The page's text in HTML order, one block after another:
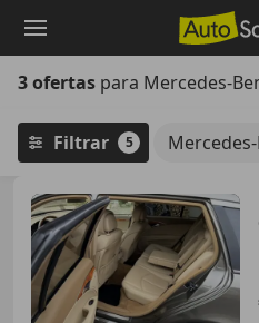
principal
3 ofertas para Mercedes-
Filtrar 5